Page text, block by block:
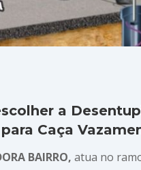
a
Caça
BAIRRO, atua no